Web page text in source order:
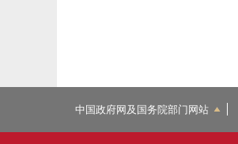
中国政府网及国务院部门网站